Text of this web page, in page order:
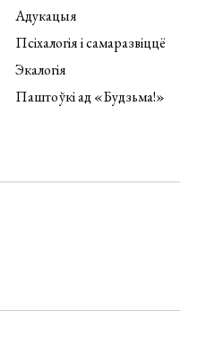
Адукацыя
Псіхалогія і самаразвіццё
Экалогія
Паштоўкі ад «Будзьма!»